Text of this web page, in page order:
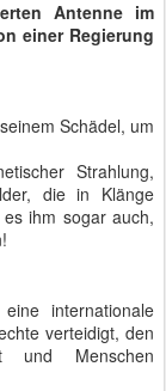
Antenne im
einer Regierung
Schädel, um
Strahlung,
die in Klänge
ihm sogar auch,
internationale
verteidigt, den
und Menschen